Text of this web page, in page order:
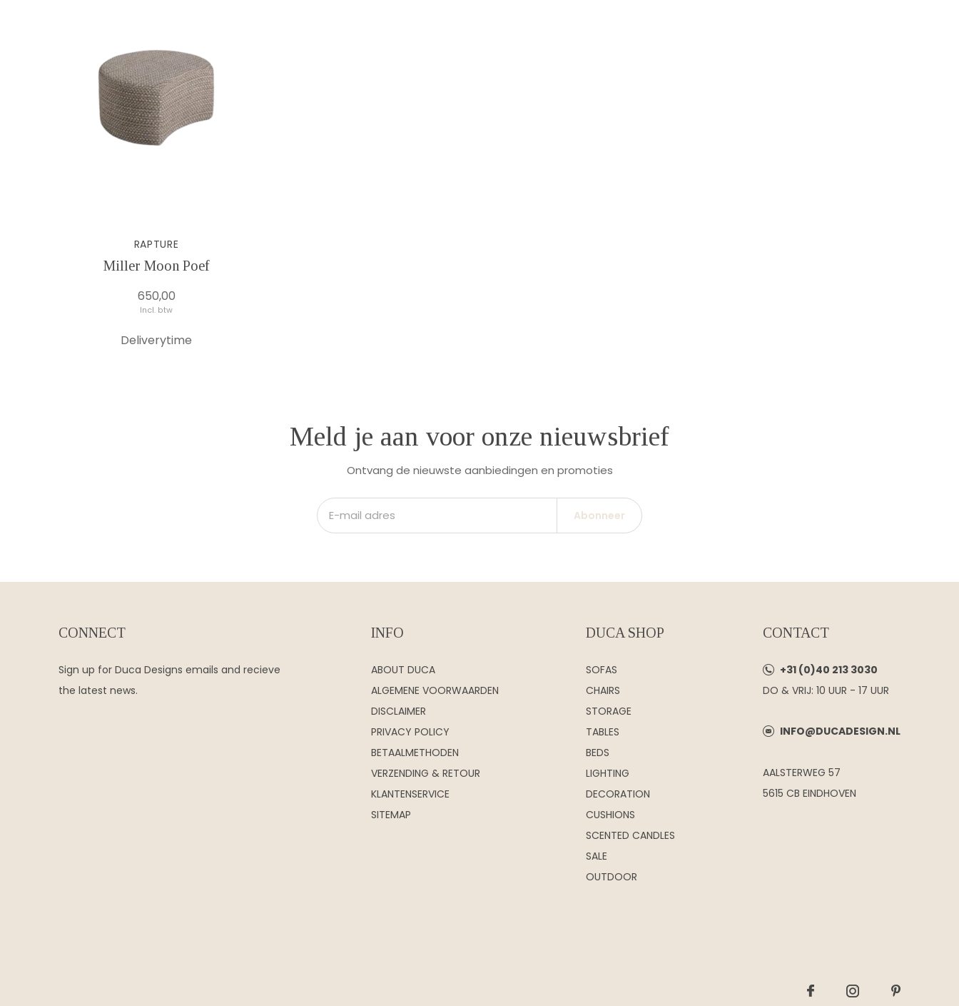
RAPTURE
Miller Moon Poef
650,00
Incl. btw
Deliverytime
Meld je aan voor onze nieuwsbrief
Ontvang de nieuwste aanbiedingen en promoties
Abonneer
CONNECT
Sign up for Duca Designs emails and recieve
the latest news.
INFO
ABOUT DUCA
ALGEMENE VOORWAARDEN
DISCLAIMER
PRIVACY POLICY
BETAALMETHODEN
VERZENDING & RETOUR
KLANTENSERVICE
SITEMAP
DUCA SHOP
SOFAS
CHAIRS
STORAGE
TABLES
BEDS
LIGHTING
DECORATION
CUSHIONS
SCENTED CANDLES
SALE
OUTDOOR
CONTACT
+31 (0)40 213 3030
DO & VRIJ: 10 UUR - 17 UUR
INFO@DUCADESIGN.NL
AALSTERWEG 57
5615 CB EINDHOVEN